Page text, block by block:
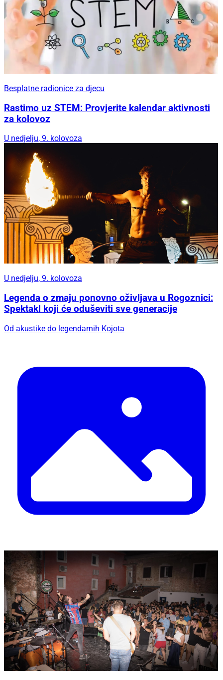
Besplatne radionice za djecu
Rastimo uz STEM: Provjerite kalendar aktivnosti
za kolovoz
U nedjelju, 9. kolovoza
U nedjelju, 9. kolovoza
Legenda o zmaju ponovno oživljava u Rogoznici:
Spektakl koji će oduševiti sve generacije
Od akustike do legendarnih Kojota